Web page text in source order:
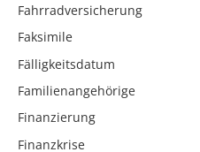
Fahrradversicherung
Faksimile
Fälligkeitsdatum
Familienangehörige
Finanzierung
Finanzkrise